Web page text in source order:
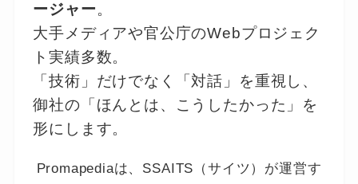
ージャー。
大手メディアや官公庁のWebプロジェク
ト実績多数。
「技術」だけでなく「対話」を重視し、
御社の「ほんとは、こうしたかった」を
形にします。
Promapediaは、SSAITS（サイツ）が運営す